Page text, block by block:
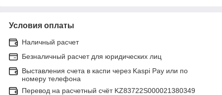
Условия оплаты
Наличный расчет
Безналичный расчет для юридических лиц
Выставления счета в каспи через Kaspi Pay или по
номеру телефона
Перевод на расчетный счёт KZ83722S000021380349